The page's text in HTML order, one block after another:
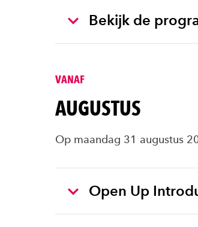
Bekijk de
VANAF
AUGUSTUS
Op maandag 31 augustus
Open Up